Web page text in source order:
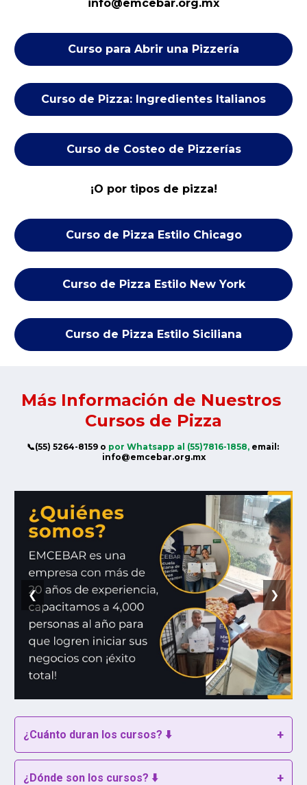
info@emcebar.org.mx
Curso para Abrir una Pizzería
Curso de Pizza: Ingredientes Italianos
Curso de Costeo de Pizzerías
¡O por tipos de pizza!
Curso de Pizza Estilo Chicago
Curso de Pizza Estilo New York
Curso de Pizza Estilo Siciliana
Más Información de Nuestros
Cursos de Pizza
📞(55) 5264-8159 o por Whatsapp al (55)7816-1858,
email:
info@emcebar.org.mx
❮ ❯
¿Cuánto duran los cursos? ⬇️
¿Dónde son los cursos? ⬇️